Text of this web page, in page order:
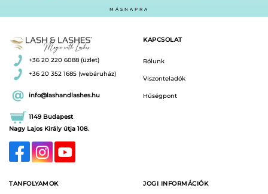
MÁSNAPRA
+36 20 220 6088 (üzlet)
+36 20 352 1685 (webáruház)
info@lashandlashes.hu
1149 Budapest
Nagy Lajos Király útja 108.
KAPCSOLAT
Rólunk
Viszonteladók
Hűségpont
TANFOLYAMOK JOGI INFORMÁCIÓK